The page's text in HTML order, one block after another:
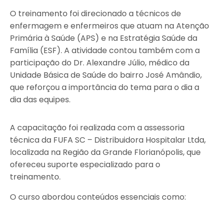
O treinamento foi direcionado a técnicos de
enfermagem e enfermeiros que atuam na Atenção
Primária à Saúde (APS) e na Estratégia Saúde da
Família (ESF). A atividade contou também com a
participação do Dr. Alexandre Júlio, médico da
Unidade Básica de Saúde do bairro José Amândio,
que reforçou a importância do tema para o dia a
dia das equipes.
A capacitação foi realizada com a assessoria
técnica da FUFA SC – Distribuidora Hospitalar Ltda,
localizada na Região da Grande Florianópolis, que
ofereceu suporte especializado para o
treinamento.
O curso abordou conteúdos essenciais como: